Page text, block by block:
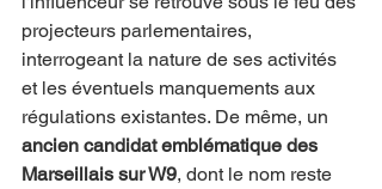
projecteurs parlementaires,
interrogeant la nature de ses activités
et les éventuels manquements aux
régulations existantes. De même, un
ancien candidat emblématique des
Marseillais sur W9, dont le nom reste